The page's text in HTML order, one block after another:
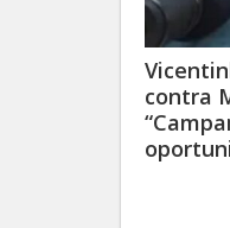
contra